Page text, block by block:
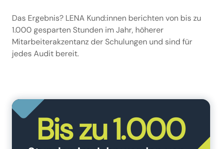
Das Ergebnis? LENA Kund:innen berichten von bis zu
1.000 gesparten Stunden im Jahr, höherer
Mitarbeiterakzentanz der Schulungen und sind für
jedes Audit bereit.
Bis zu 1.000